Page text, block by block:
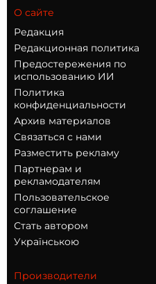
О сайте
Редакция
Редакционная политика
Предостережения по
использованию ИИ
Политика
конфиденциальности
Архив материалов
Связаться с нами
Разместить рекламу
Партнерам и
рекламодателям
Пользовательское
соглашение
Стать автором
Українською
Производители